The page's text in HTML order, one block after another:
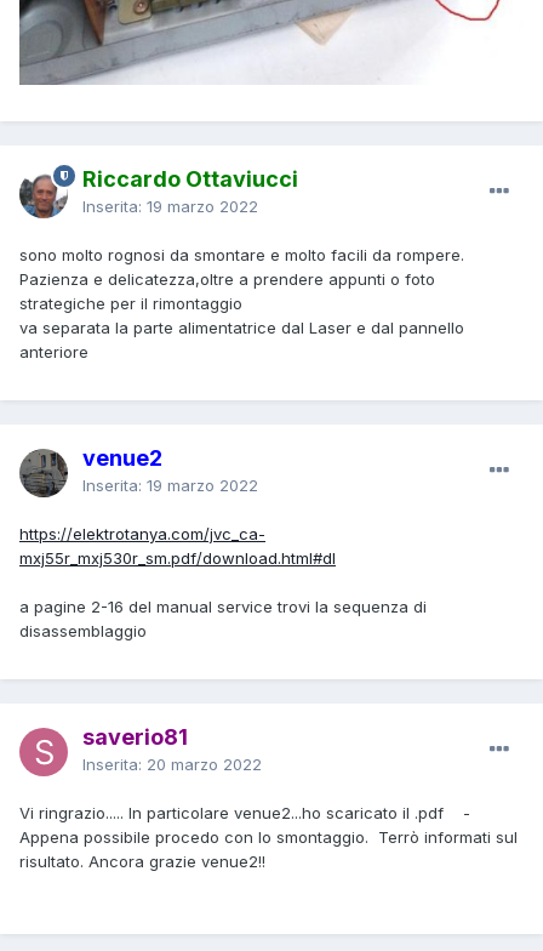
Riccardo Ottaviucci
Inserita: 19 marzo 2022
sono molto rognosi da smontare e molto facili da rompere.
Pazienza e delicatezza,oltre a prendere appunti o foto
strategiche per il rimontaggio
va separata la parte alimentatrice dal Laser e dal pannello
anteriore
venue2
Inserita: 19 marzo 2022
https://elektrotanya.com/jvc_ca-
mxj55r_mxj530r_sm.pdf/download.html#dl
a pagine 2-16 del manual service trovi la sequenza di
disassemblaggio
saverio81
Inserita: 20 marzo 2022
Vi ringrazio..... In particolare venue2...ho scaricato il .pdf -
Appena possibile procedo con lo smontaggio. Terrò informati sul
risultato. Ancora grazie venue2!!